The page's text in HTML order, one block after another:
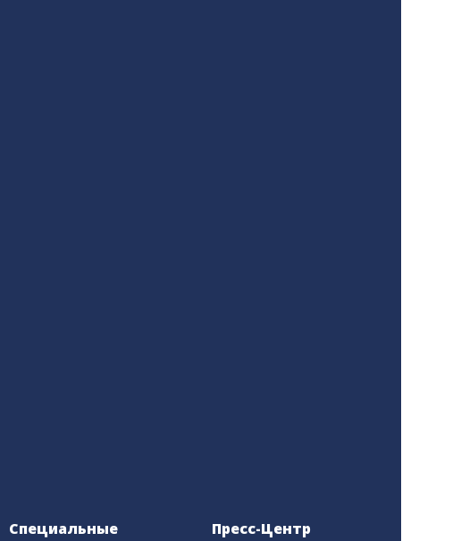
Специальные
Пресс-Центр